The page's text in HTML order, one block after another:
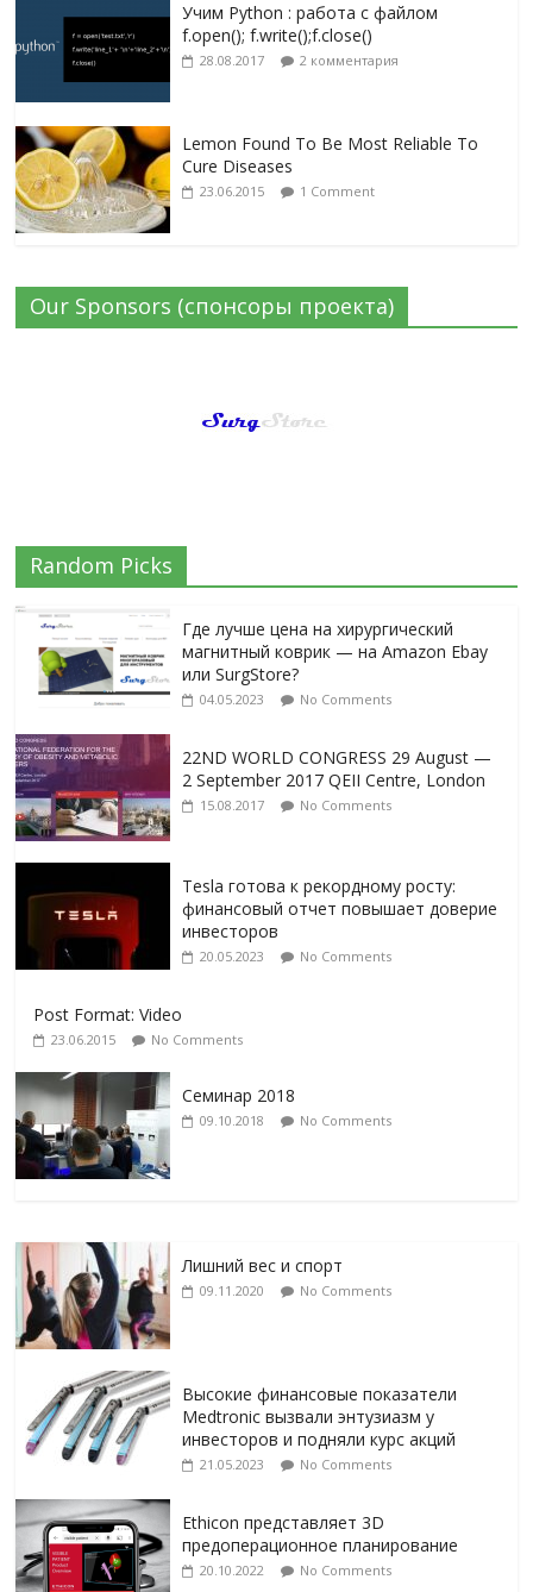
Учим Python : работа с файлом
f.open(); f.write();f.close()
28.08.2017 2 комментария
Lemon Found To Be Most Reliable To
Cure Diseases
23.06.2015 1 Comment
Our Sponsors (спонсоры проекта)
Random Picks
Где лучше цена на хирургический
магнитный коврик — на Amazon Ebay
или SurgStore?
04.05.2023 No Comments
22ND WORLD CONGRESS 29 August —
2 September 2017 QEII Centre, London
15.08.2017 No Comments
Tesla готова к рекордному росту:
финансовый отчет повышает доверие
инвесторов
20.05.2023 No Comments
Post Format: Video
23.06.2015 No Comments
Семинар 2018
09.10.2018 No Comments
Лишний вес и спорт
09.11.2020 No Comments
Высокие финансовые показатели
Medtronic вызвали энтузиазм у
инвесторов и подняли курс акций
21.05.2023 No Comments
Ethicon представляет 3D
предоперационное планирование
20.10.2022 No Comments